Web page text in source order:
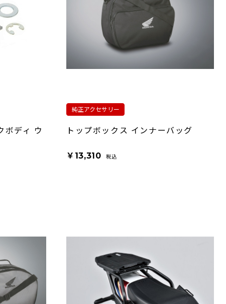
ボディ ウ
純正アクセサリー
トップボックス インナーバッグ
￥13,310 税込